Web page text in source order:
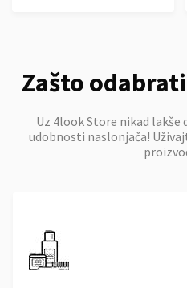
Zašto
Uz 4look Store nikad
udobnosti naslonjača!